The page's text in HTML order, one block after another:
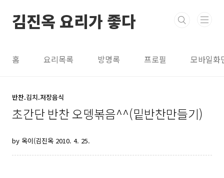
김진옥 요리가 좋다
홈 요리목록 방명록 프로필 모바일화
반찬.김치.저장음식
초간단 반찬 오뎅볶음^^(밑반찬만들기)
by 옥이(김진옥 2010. 4. 25.